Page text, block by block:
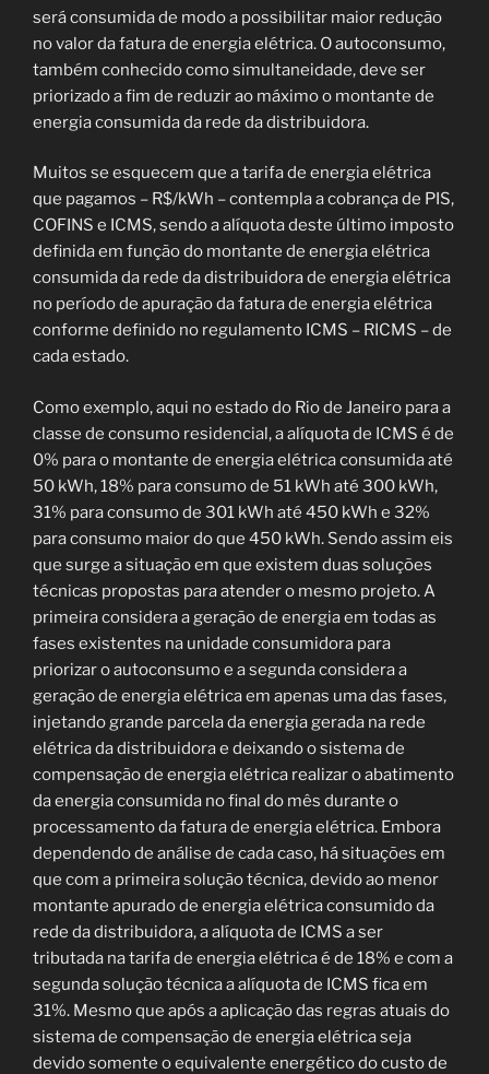
será consumida de modo a possibilitar maior redução
no valor da fatura de energia elétrica. O autoconsumo,
também conhecido como simultaneidade, deve ser
priorizado a fim de reduzir ao máximo o montante de
energia consumida da rede da distribuidora.
Muitos se esquecem que a tarifa de energia elétrica
que pagamos – R$/kWh – contempla a cobrança de PIS,
COFINS e ICMS, sendo a alíquota deste último imposto
definida em função do montante de energia elétrica
consumida da rede da distribuidora de energia elétrica
no período de apuração da fatura de energia elétrica
conforme definido no regulamento ICMS – RICMS – de
cada estado.
Como exemplo, aqui no estado do Rio de Janeiro para a
classe de consumo residencial, a alíquota de ICMS é de
0% para o montante de energia elétrica consumida até
50 kWh, 18% para consumo de 51 kWh até 300 kWh,
31% para consumo de 301 kWh até 450 kWh e 32%
para consumo maior do que 450 kWh. Sendo assim eis
que surge a situação em que existem duas soluções
técnicas propostas para atender o mesmo projeto. A
primeira considera a geração de energia em todas as
fases existentes na unidade consumidora para
priorizar o autoconsumo e a segunda considera a
geração de energia elétrica em apenas uma das fases,
injetando grande parcela da energia gerada na rede
elétrica da distribuidora e deixando o sistema de
compensação de energia elétrica realizar o abatimento
da energia consumida no final do mês durante o
processamento da fatura de energia elétrica. Embora
dependendo de análise de cada caso, há situações em
que com a primeira solução técnica, devido ao menor
montante apurado de energia elétrica consumido da
rede da distribuidora, a alíquota de ICMS a ser
tributada na tarifa de energia elétrica é de 18% e com a
segunda solução técnica a alíquota de ICMS fica em
31%. Mesmo que após a aplicação das regras atuais do
sistema de compensação de energia elétrica seja
devido somente o equivalente energético do custo de